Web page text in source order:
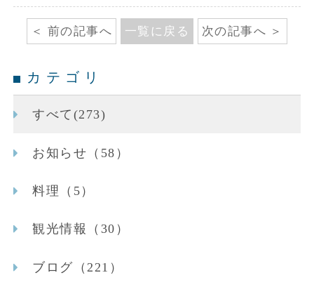
前の記事へ 一覧に戻る 次の記事へ
カテゴリ
すべて(273)
お知らせ（58）
料理（5）
観光情報（30）
ブログ（221）